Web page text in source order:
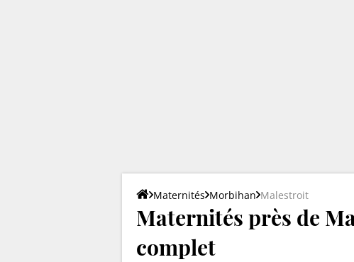
Maternités Morbihan Malestroit
Maternités près de
complet